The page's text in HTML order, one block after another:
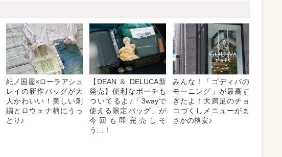
紀ノ国屋×ローラアシュ
レイの新作バッグが大
人かわいい！美しい刺
繍とロウェナ柄にうっ
とり♪
【DEAN ＆ DELUCA新
発売】便利なポーチも
ついてるよ♪「3wayで
使える限定バッグ」が
今回も即完売しそ
う…！
みんな！「ゴディバの
モーニング」が最高す
ぎたよ！大満足のチョ
コづくしメニューがま
さかの格安♪